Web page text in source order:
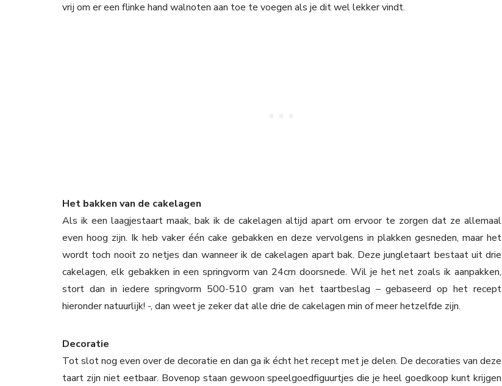
vrij om er een flinke hand walnoten aan toe te voegen als je dit wel lekker vindt.
Het bakken van de cakelagen
Als ik een laagjestaart maak, bak ik de cakelagen altijd apart om ervoor te zorgen dat ze allemaal
even hoog zijn. Ik heb vaker één cake gebakken en deze vervolgens in plakken gesneden, maar het
wordt toch nooit zo netjes dan wanneer ik de cakelagen apart bak. Deze jungletaart bestaat uit drie
cakelagen, elk gebakken in een springvorm van 24cm doorsnede. Wil je het net zoals ik aanpakken,
stort dan in iedere springvorm 500-510 gram van het taartbeslag – gebaseerd op het recept
hieronder natuurlijk! -, dan weet je zeker dat alle drie de cakelagen min of meer hetzelfde zijn.
Decoratie
Tot slot nog even over de decoratie en dan ga ik écht het recept met je delen. De decoraties van deze
taart zijn niet eetbaar. Bovenop staan gewoon speelgoedfiguurtjes die je heel goedkoop kunt krijgen